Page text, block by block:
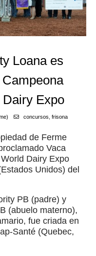
Loana es
Expo
concursos frisona
de Ferme
Vaca
Dairy Expo
Unidos) del
PB (padre) y
(abuelo materno),
fue criada en
Santé (Quebec,